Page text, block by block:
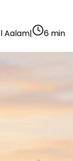
Aalam| 6 min